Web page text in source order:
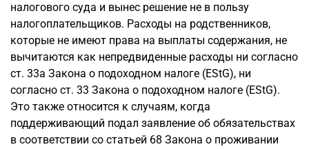
налогового суда и вынес решение не в пользу
налогоплательщиков. Расходы на родственников,
которые не имеют права на выплаты содержания, не
вычитаются как непредвиденные расходы ни согласно
ст. 33a Закона о подоходном налоге (EStG), ни
согласно ст. 33 Закона о подоходном налоге (EStG).
Это также относится к случаям, когда
поддерживающий подал заявление об обязательствах
в соответствии со статьей 68 Закона о проживании